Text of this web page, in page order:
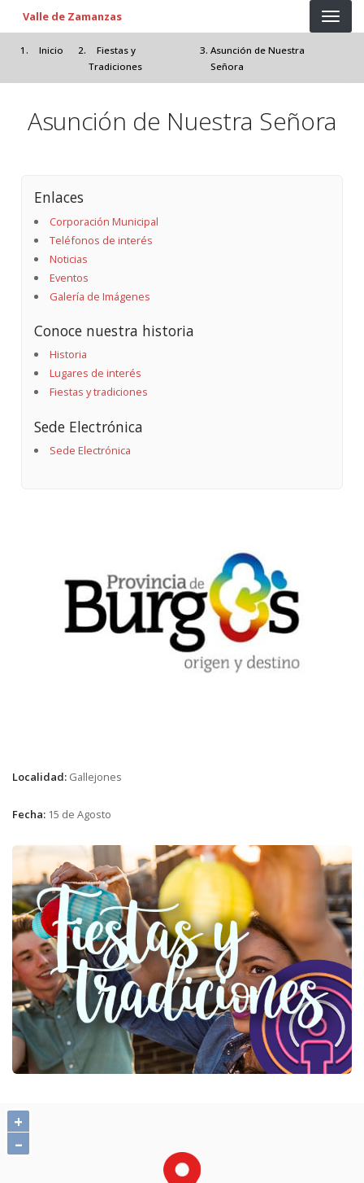
Pasar al contenido principal
Valle de Zamanzas
Inicio
Fiestas y
Tradiciones
Asunción de Nuestra
Señora
Asunción de Nuestra Señora
Enlaces
Corporación Municipal
Teléfonos de interés
Noticias
Eventos
Galería de Imágenes
Conoce nuestra historia
Historia
Lugares de interés
Fiestas y tradiciones
Sede Electrónica
Sede Electrónica
Localidad: Gallejones
Fecha: 15 de Agosto
+
–